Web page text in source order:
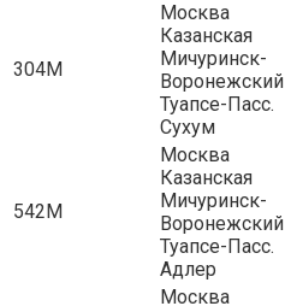
304М
Москва
Казанская
Мичуринск-
Воронежский
Туапсе-Пасс.
Сухум
542М
Москва
Казанская
Мичуринск-
Воронежский
Туапсе-Пасс.
Адлер
Москва